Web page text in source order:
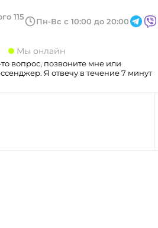
115
Пн-Вс с 10:00 до 20:00
Мы онлайн
вопрос, позвоните мне или
Я отвечу в течение 7 минут